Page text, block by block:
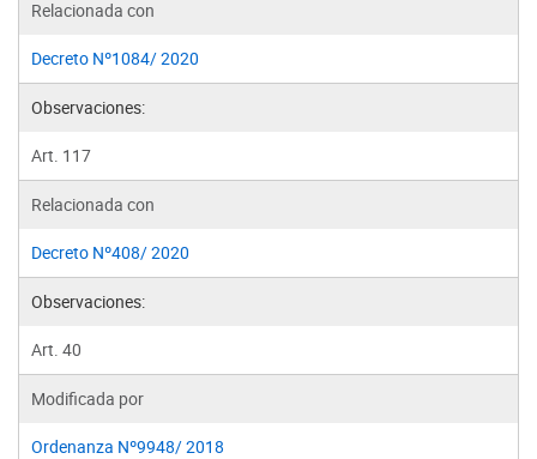
Relacionada con
Decreto Nº1084/ 2020
Observaciones:
Art. 117
Relacionada con
Decreto Nº408/ 2020
Observaciones:
Art. 40
Modificada por
Ordenanza Nº9948/ 2018